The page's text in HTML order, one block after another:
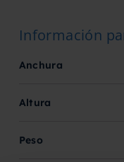
Información
Anchura
Altura
Peso